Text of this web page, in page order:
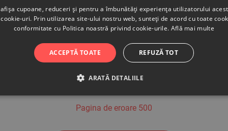
500
Pagina de eroare 500
cupoane, reduceri și pentru a îmbunătăți experiența utilizatorului
uri. Prin utilizarea site-ului nostru web, sunteți de acord cu toate
conformitate cu Politica noastră privind cookie-urile. Află mai multe
ACCEPTĂ TOATE REFUZĂ TOT
ARATĂ DETALIILE